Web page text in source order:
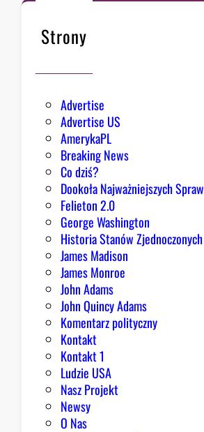
Strony
Advertise
Advertise US
AmerykaPL
Breaking News
Co dziś?
Dookoła Najważniejszych Spraw
Felieton 2.0
George Washington
Historia Stanów Zjednoczonych
James Madison
James Monroe
John Adams
John Quincy Adams
Komentarz polityczny
Kontakt
Kontakt 1
Ludzie USA
Nasz Projekt
Newsy
O Nas